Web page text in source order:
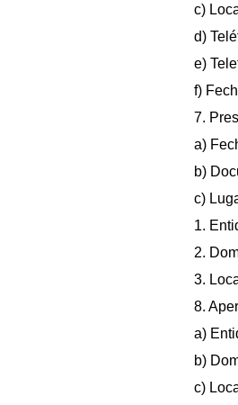
c)
d)
e)
f)
7.
a)
b)
c)
1.
2.
3.
8.
a)
b)
c)